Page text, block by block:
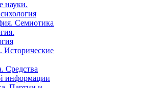
науки.
Семиотика
Исторические
Средства
информации